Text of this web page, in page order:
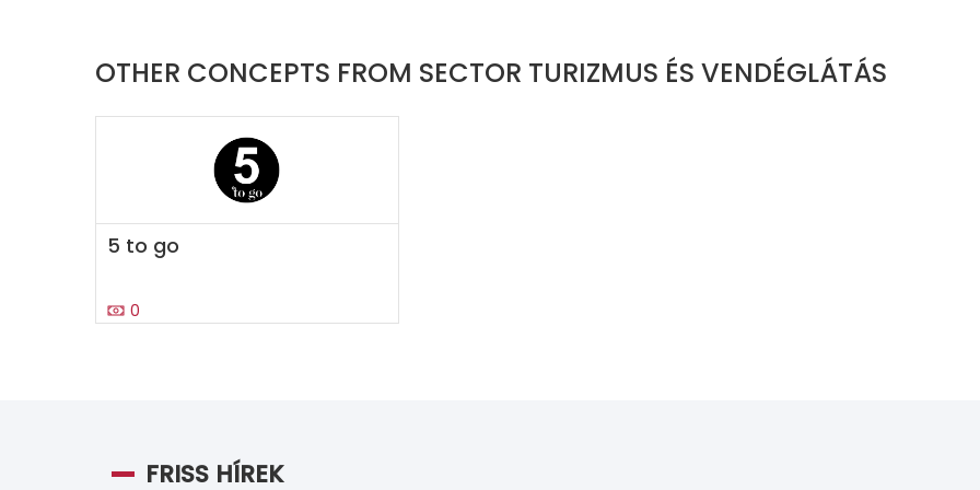
OTHER CONCEPTS FROM SECTOR TURIZMUS ÉS VENDÉGLÁTÁS
5 to go
0
FRISS HÍREK